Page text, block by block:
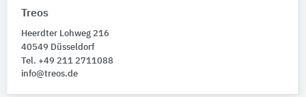
Treos
Heerdter Lohweg 216
40549 Düsseldorf
Tel. +49 211 2711088
info@treos.de